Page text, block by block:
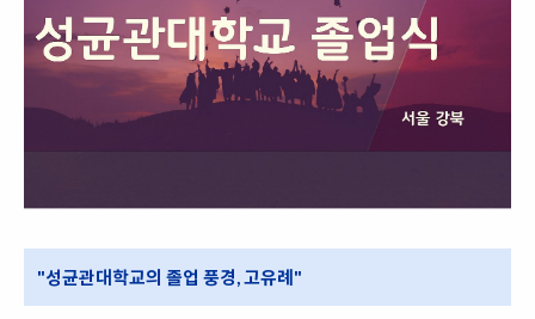
"성균관대학교의 졸업 풍경, 고유례"